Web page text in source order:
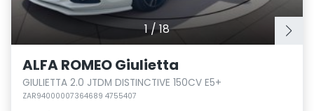
1/18
ALFA ROMEO Giulietta
GIULIETTA 2.0 JTDM DISTINCTIVE 150CV E5+
ZAR94000007364689 4755407